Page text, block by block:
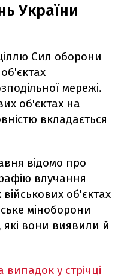
України
Сил оборони
мережі.
об'єктах на
вкладається
відомо про
влучання
об'єктах
міноборони
які вони виявили й
у стрічці